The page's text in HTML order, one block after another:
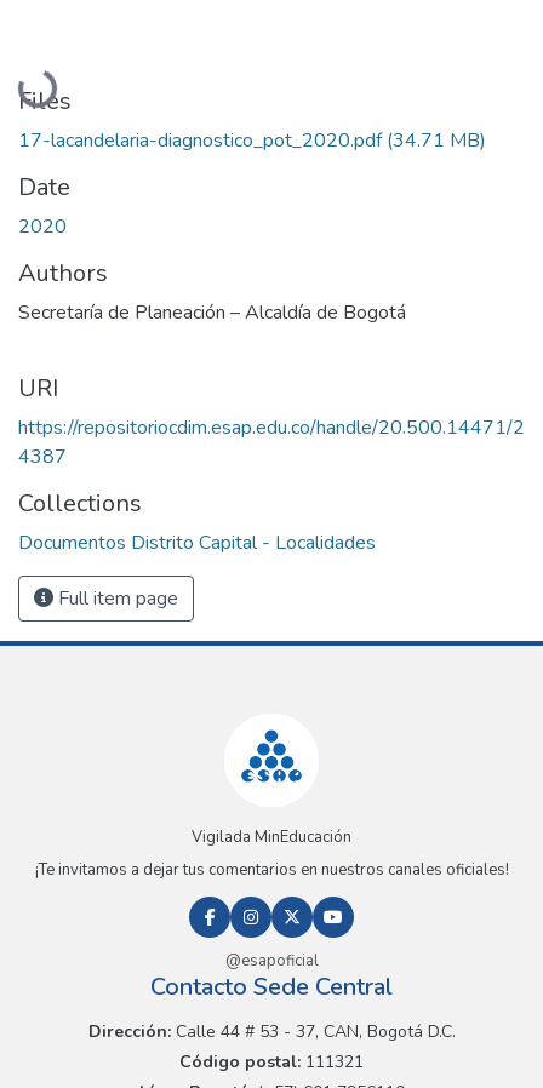
Loading...
Files
17-lacandelaria-diagnostico_pot_2020.pdf(34.71 MB)
Date
2020
Authors
Secretaría de Planeación – Alcaldía de Bogotá
URI
https://repositoriocdim.esap.edu.co/handle/20.500.14471/2
4387
Collections
Documentos Distrito Capital - Localidades
Full item page
Vigilada MinEducación
¡Te invitamos a dejar tus comentarios en nuestros canales oficiales!
@esapoficial
Contacto Sede Central
Dirección:Calle 44 # 53 - 37, CAN, Bogotá D.C.
Código postal: 111321